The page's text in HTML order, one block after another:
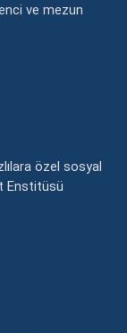
ve mezun
özel sosyal
Enstitüsü